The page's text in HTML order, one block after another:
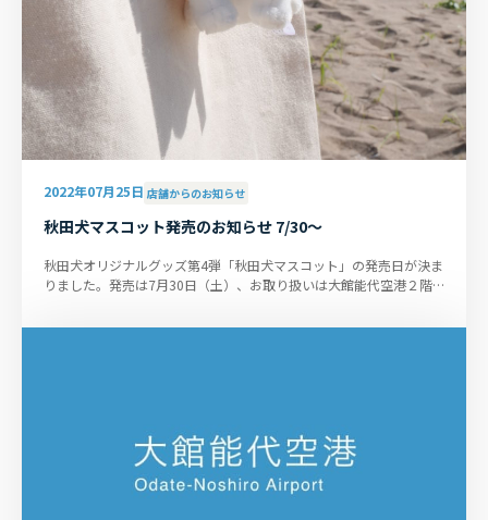
2022年07月25日 店舗からのお知らせ
秋田犬マスコット発売のお知らせ 7/30～
秋田犬オリジナルグッズ第4弾「秋田犬マスコット」の発売日が決ま
りました。発売は7月30日（土）、お取り扱いは大館能代空港２階